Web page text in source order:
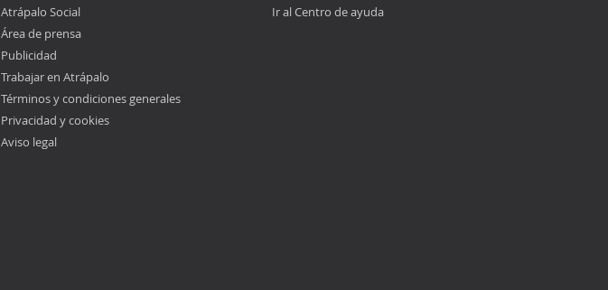
Atrápalo Social
Área de prensa
Publicidad
Trabajar en Atrápalo
Términos y condiciones generales
Privacidad y cookies
Aviso legal
Ir al Centro de ayuda